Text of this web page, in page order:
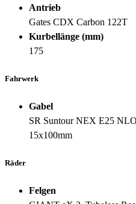
Antrieb
Gates CDX Carbon 122T
Kurbellänge (mm)
175
Fahrwerk
Gabel
SR Suntour NEX E25
15x100mm
Räder
Felgen